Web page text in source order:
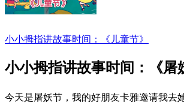
小小拇指讲故事时间：《儿童节》
小小拇指讲故事时间：《屠
今天是屠妖节，我的好朋友卡雅邀请我去